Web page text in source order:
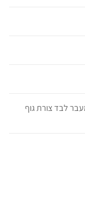
לבד צורת גוף